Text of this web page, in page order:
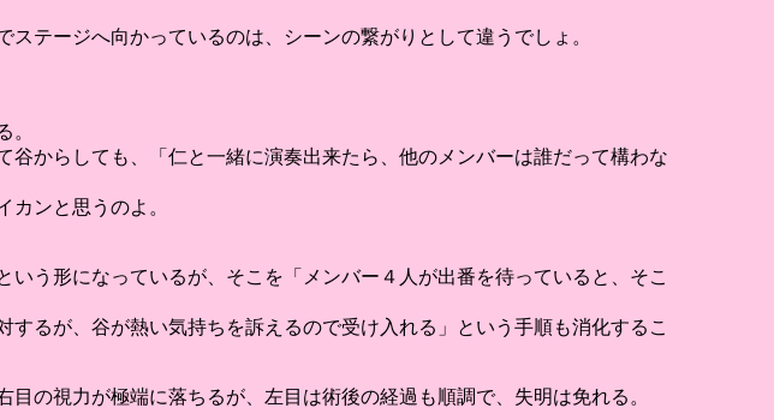
テージへ向かっているのは、シーンの繋がりとして違うでしょ。
。
からしても、「仁と一緒に演奏出来たら、他のメンバーは誰だって構わな
ンと思うのよ。
う形になっているが、そこを「メンバー４人が出番を待っていると、そこ
るが、谷が熱い気持ちを訴えるので受け入れる」という手順も消化するこ
の視力が極端に落ちるが、左目は術後の経過も順調で、失明は免れる。